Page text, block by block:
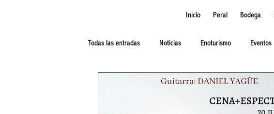
Inicio Peral Bodega
Todas las entradas Noticias Enoturismo Eventos